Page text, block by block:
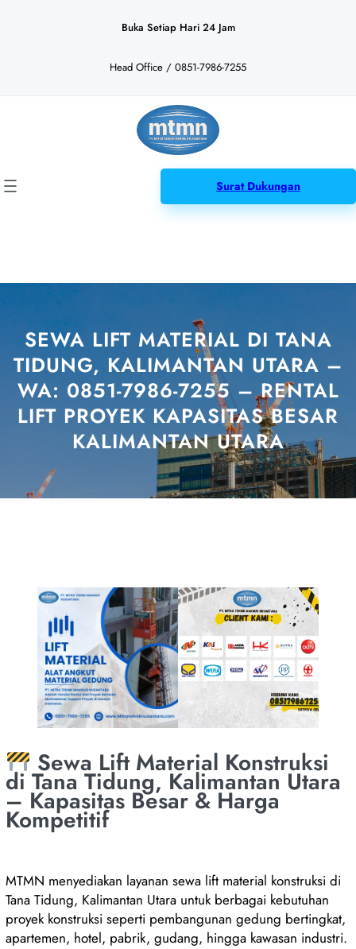
Buka Setiap Hari 24 Jam
Head Office / 0851-7986-7255
Surat Dukungan
SEWA LIFT MATERIAL DI TANA
TIDUNG, KALIMANTAN UTARA –
WA: 0851-7986-7255 – RENTAL
LIFT PROYEK KAPASITAS BESAR
KALIMANTAN UTARA
Sewa Lift Material Konstruksi
di Tana Tidung, Kalimantan Utara
– Kapasitas Besar & Harga
Kompetitif
MTMN menyediakan layanan sewa lift material konstruksi di
Tana Tidung, Kalimantan Utara untuk berbagai kebutuhan
proyek konstruksi seperti pembangunan gedung bertingkat,
apartemen, hotel, pabrik, gudang, hingga kawasan industri.